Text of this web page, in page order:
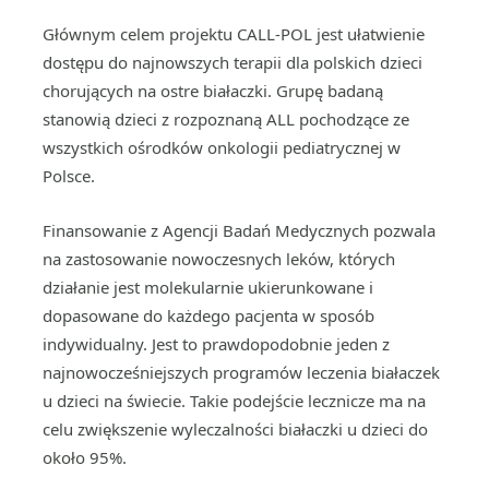
Głównym celem projektu CALL-POL jest ułatwienie
dostępu do najnowszych terapii dla polskich dzieci
chorujących na ostre białaczki. Grupę badaną
stanowią dzieci z rozpoznaną ALL pochodzące ze
wszystkich ośrodków onkologii pediatrycznej w
Polsce.
Finansowanie z Agencji Badań Medycznych pozwala
na zastosowanie nowoczesnych leków, których
działanie jest molekularnie ukierunkowane i
dopasowane do każdego pacjenta w sposób
indywidualny. Jest to prawdopodobnie jeden z
najnowocześniejszych programów leczenia białaczek
u dzieci na świecie. Takie podejście lecznicze ma na
celu zwiększenie wyleczalności białaczki u dzieci do
około 95%.